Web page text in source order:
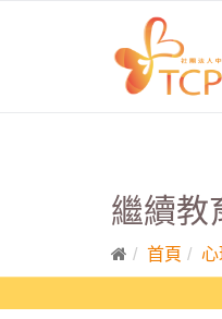
繼續教
首頁 心